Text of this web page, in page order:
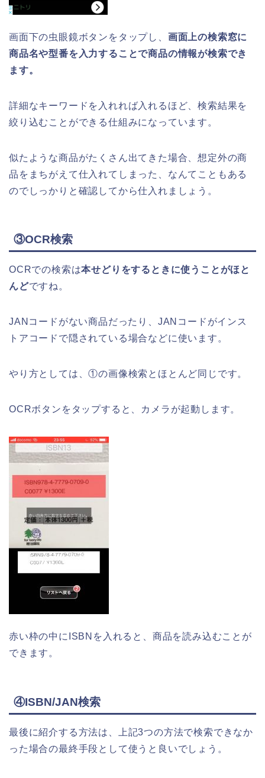
画面下の虫眼鏡ボタンをタップし、 画面上の検索窓に
商品名や型番を入力することで商品の情報が検索でき
ます。
詳細なキーワードを入れれば入れるほど、検索結果を
絞り込むことができる仕組みになっています。
似たような商品がたくさん出てきた場合、想定外の商
品をまちがえて仕入れてしまった、なんてこともある
のでしっかりと確認してから仕入れましょう。
③OCR検索
OCRでの検索は本せどりをするときに使うことがほと
んどですね。
JANコードがない商品だったり、JANコードがインス
トアコードで隠されている場合などに使います。
やり方としては、①の画像検索とほとんど同じです。
OCRボタンをタップすると、カメラが起動します。
赤い枠の中にISBNを入れると、商品を読み込むことが
できます。
④ISBN/JAN検索
最後に紹介する方法は、上記3つの方法で検索できなか
った場合の最終手段として使うと良いでしょう。